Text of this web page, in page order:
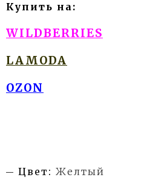
Купить на:
WILDBERRIES
LAMODA
OZON
Цвет: Желтый